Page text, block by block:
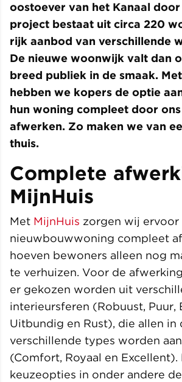
oostoever van het Kanaal
project bestaat uit circa 220
rijk aanbod van verschillende
De nieuwe woonwijk valt dan
breed publiek in de smaak.
hebben we kopers de optie
hun woning compleet door
afwerken. Zo maken we van
thuis.
Complete
MijnHuis
Met MijnHuis zorgen wij ervoor
nieuwbouwwoning compleet
hoeven bewoners alleen nog
te verhuizen. Voor de
er gekozen worden uit
interieursferen (Robuust, Puur,
Uitbundig en Rust), die allen in
verschillende types worden
(Comfort, Royaal en Excellent).
keuzeopties in onder andere